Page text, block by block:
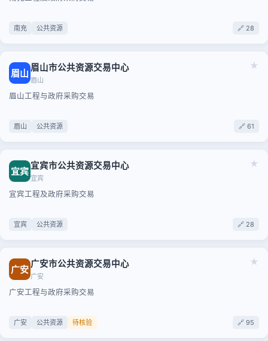
南充 公共资源 🔗 28
★
眉山 眉山市公共资源交易中心
眉山
眉山工程与政府采购交易
眉山 公共资源 🔗 61
★
宜宾宜宾市公共资源交易中心
宜宾
宜宾工程及政府采购交易
宜宾 公共资源 🔗 28
★
广安 广安市公共资源交易中心
广安
广安工程与政府采购交易
广安 公共资源 待核验 🔗 95